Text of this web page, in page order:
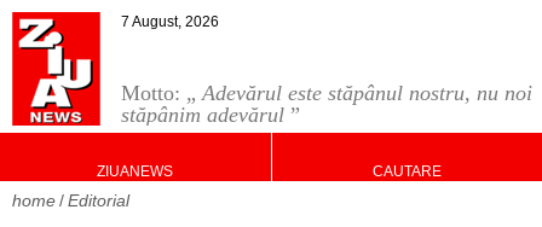
Motto: „Adevărul este stăpânul nostru, nu noi
stăpânim adevărul ”
7 August, 2026
ZIUANEWS CAUTARE
home Editorial